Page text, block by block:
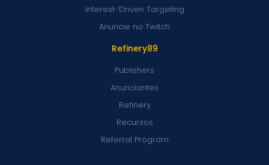
Refinery89
Publishers
Anunciantes
Refinery
Recursos
Referral Program
Interest-Driven Targeting
Anuncie no Twitch